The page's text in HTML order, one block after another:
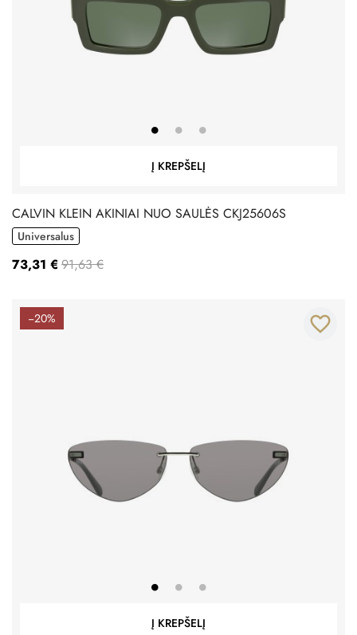
Į KREPŠELĮ
CALVIN KLEIN AKINIAI NUO SAULĖS CKJ25606S
Universalus
73,31 € 91,63 €
−20%
Į KREPŠELĮ
favorite_border